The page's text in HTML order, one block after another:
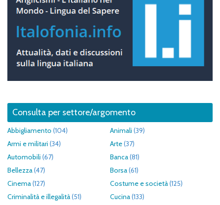
Consulta per settore/argomento
Abbigliamento (104) Animali (39)
Armi e militari (34) Arte(37)
Automobili (67) Banca(81)
Bellezza(47) Borsa(61)
Cinema(127) Costume e società(125)
Criminalità e illegalità(51) Cucina(133)